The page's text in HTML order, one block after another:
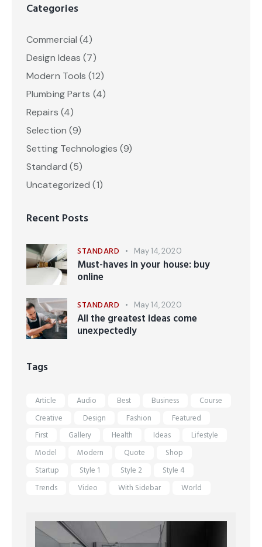
Categories
Commercial (4)
Design Ideas (7)
Modern Tools (12)
Plumbing Parts (4)
Repairs (4)
Selection (9)
Setting Technologies (9)
Standard (5)
Uncategorized (1)
Recent Posts
STANDARD May 14, 2020
Must-haves in your house: buy
online
STANDARD May 14, 2020
All the greatest ideas come
unexpectedly
Tags
Article Audio Best Business
Course
Creative
Design Fashion
Featured
First
Gallery Health Ideas
Lifestyle
Model
Modern Quote
Shop
Startup
Style 1 Style 2
Style 4
Trends
Video With Sidebar World